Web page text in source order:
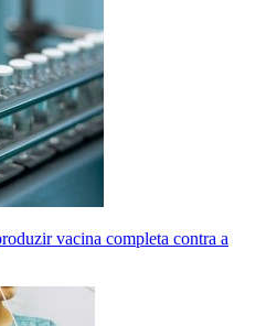
vacina completa contra a